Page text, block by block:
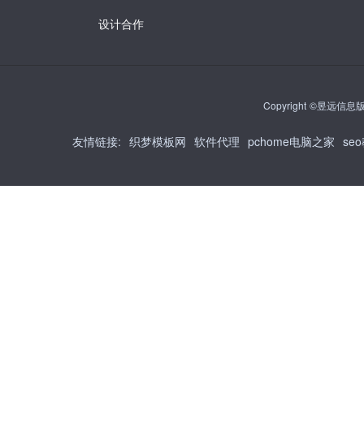
设计合作
Copyright ©昱远信息
友情链接: 织梦模板网 软件代理 pchome电脑之家